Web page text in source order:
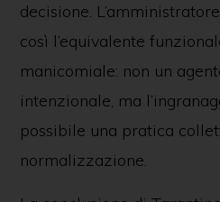
decisione.
così l’equivalente
manicomiale: non un
intenzionale, ma
possibile una pratica
normalizzazione.